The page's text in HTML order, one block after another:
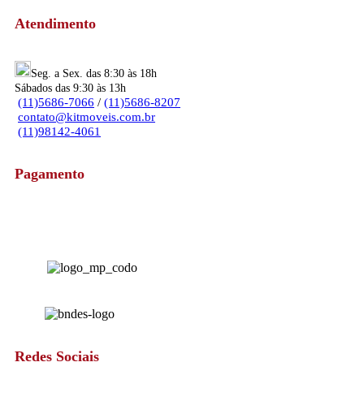
Atendimento
Seg. a Sex. das 8:30 às 18h
Sábados das 9:30 às 13h
(11)5686-7066 / (11)5686-8207
contato@kitmoveis.com.br
(11)98142-4061
Pagamento
Redes Sociais